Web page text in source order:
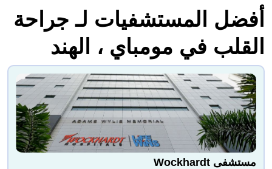
أفضل المستشفيات لـ جراحة
القلب في مومباي ، الهند
مستشفى Wockhardt